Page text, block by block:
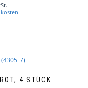
4 STÜCK